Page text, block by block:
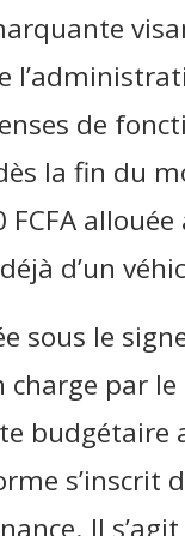
de
la fin du
d’un
sous le
charge par
budgétaire
s’inscrit
Il